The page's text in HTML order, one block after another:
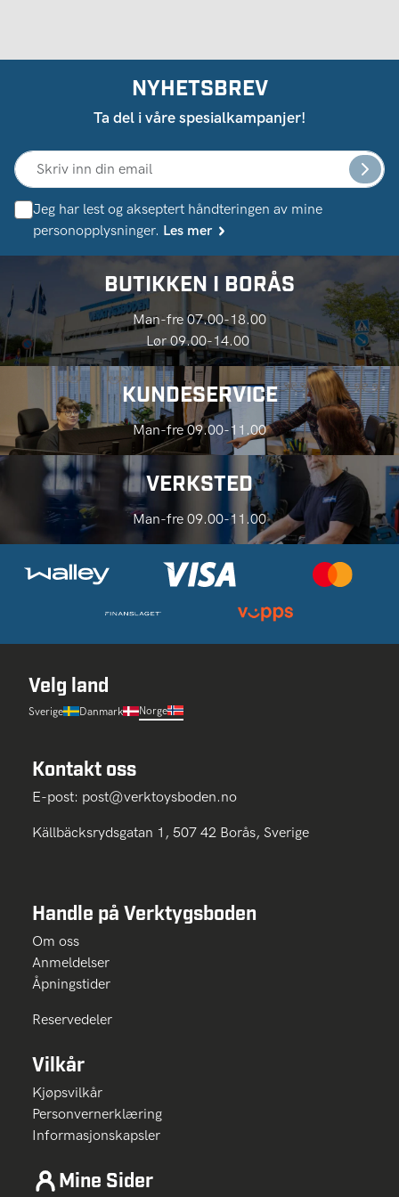
NYHETSBREV
Ta del i våre spesialkampanjer!
Jeg har lest og akseptert håndteringen av mine
personopplysninger. Les mer
BUTIKKEN I BORÅS
Man-fre 07.00-18.00
Lør 09.00-14.00
KUNDESERVICE
Man-fre 09.00-11.00
VERKSTED
Man-fre 09.00-11.00
Velg land
Sverige Danmark Norge
Kontakt oss
E-post: post@verktoysboden.no
Källbäcksrydsgatan 1, 507 42 Borås, Sverige
Handle på Verktygsboden
Om oss
Anmeldelser
Åpningstider
Reservedeler
Vilkår
Kjøpsvilkår
Personvernerklæring
Informasjonskapsler
Mine Sider